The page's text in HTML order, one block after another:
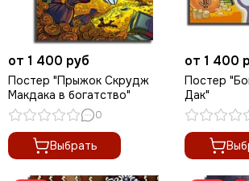
от 1 400 руб
Постер "Прыжок Скрудж
Макдака в богатство"
0
Выбрать
от 1 400
Постер
Дак"